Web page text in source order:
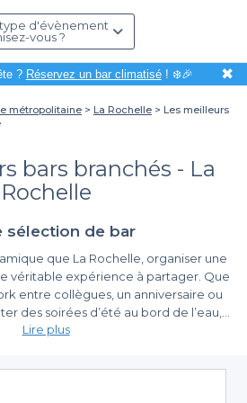
d'évènement
vous ?
? Réservez un bar climatisé! ❄️🎉 ✖
métropolitaine La Rochelle
Les meilleurs
bars branchés - La
Rochelle
sélection de bar
que La Rochelle, organiser une
véritable expérience à partager. Que
entre collègues, un anniversaire ou
des soirées d’été au bord de l’eau,
essentiel pour garantir la réussite de
de la ville devient un jeu d’enfant, et
à vous soucier de la logistique.
choix pour tous les goûts
vous offrons un large éventail de bars
Lire plus